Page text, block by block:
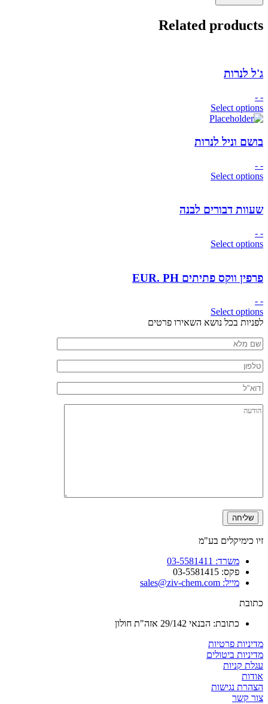
Related products
ג'ל לנרות
- -
Select options
בושם וניל לנרות
- -
Select options
שעוות דבורים לבנה
- -
Select options
פרפין ווקס פתיתים EUR. PH
- -
Select options
חזרה
העמוד
לפניות בכל נושא השאירו פרטים
שם
מלא
טלפון
דוא"ל
הודעה
זיו כימיקלים בע"מ
משרד: 03-5581411
פקס: 03-5581415
מייל: sales@ziv-chem.com
כתובת
כתובת: הבנאי 29/142 אזה"ת חולון
מדיניות פרטיות
מדיניות ביטולים
עגלת קניות
אודות
הצהרת נגישות
צור קשר